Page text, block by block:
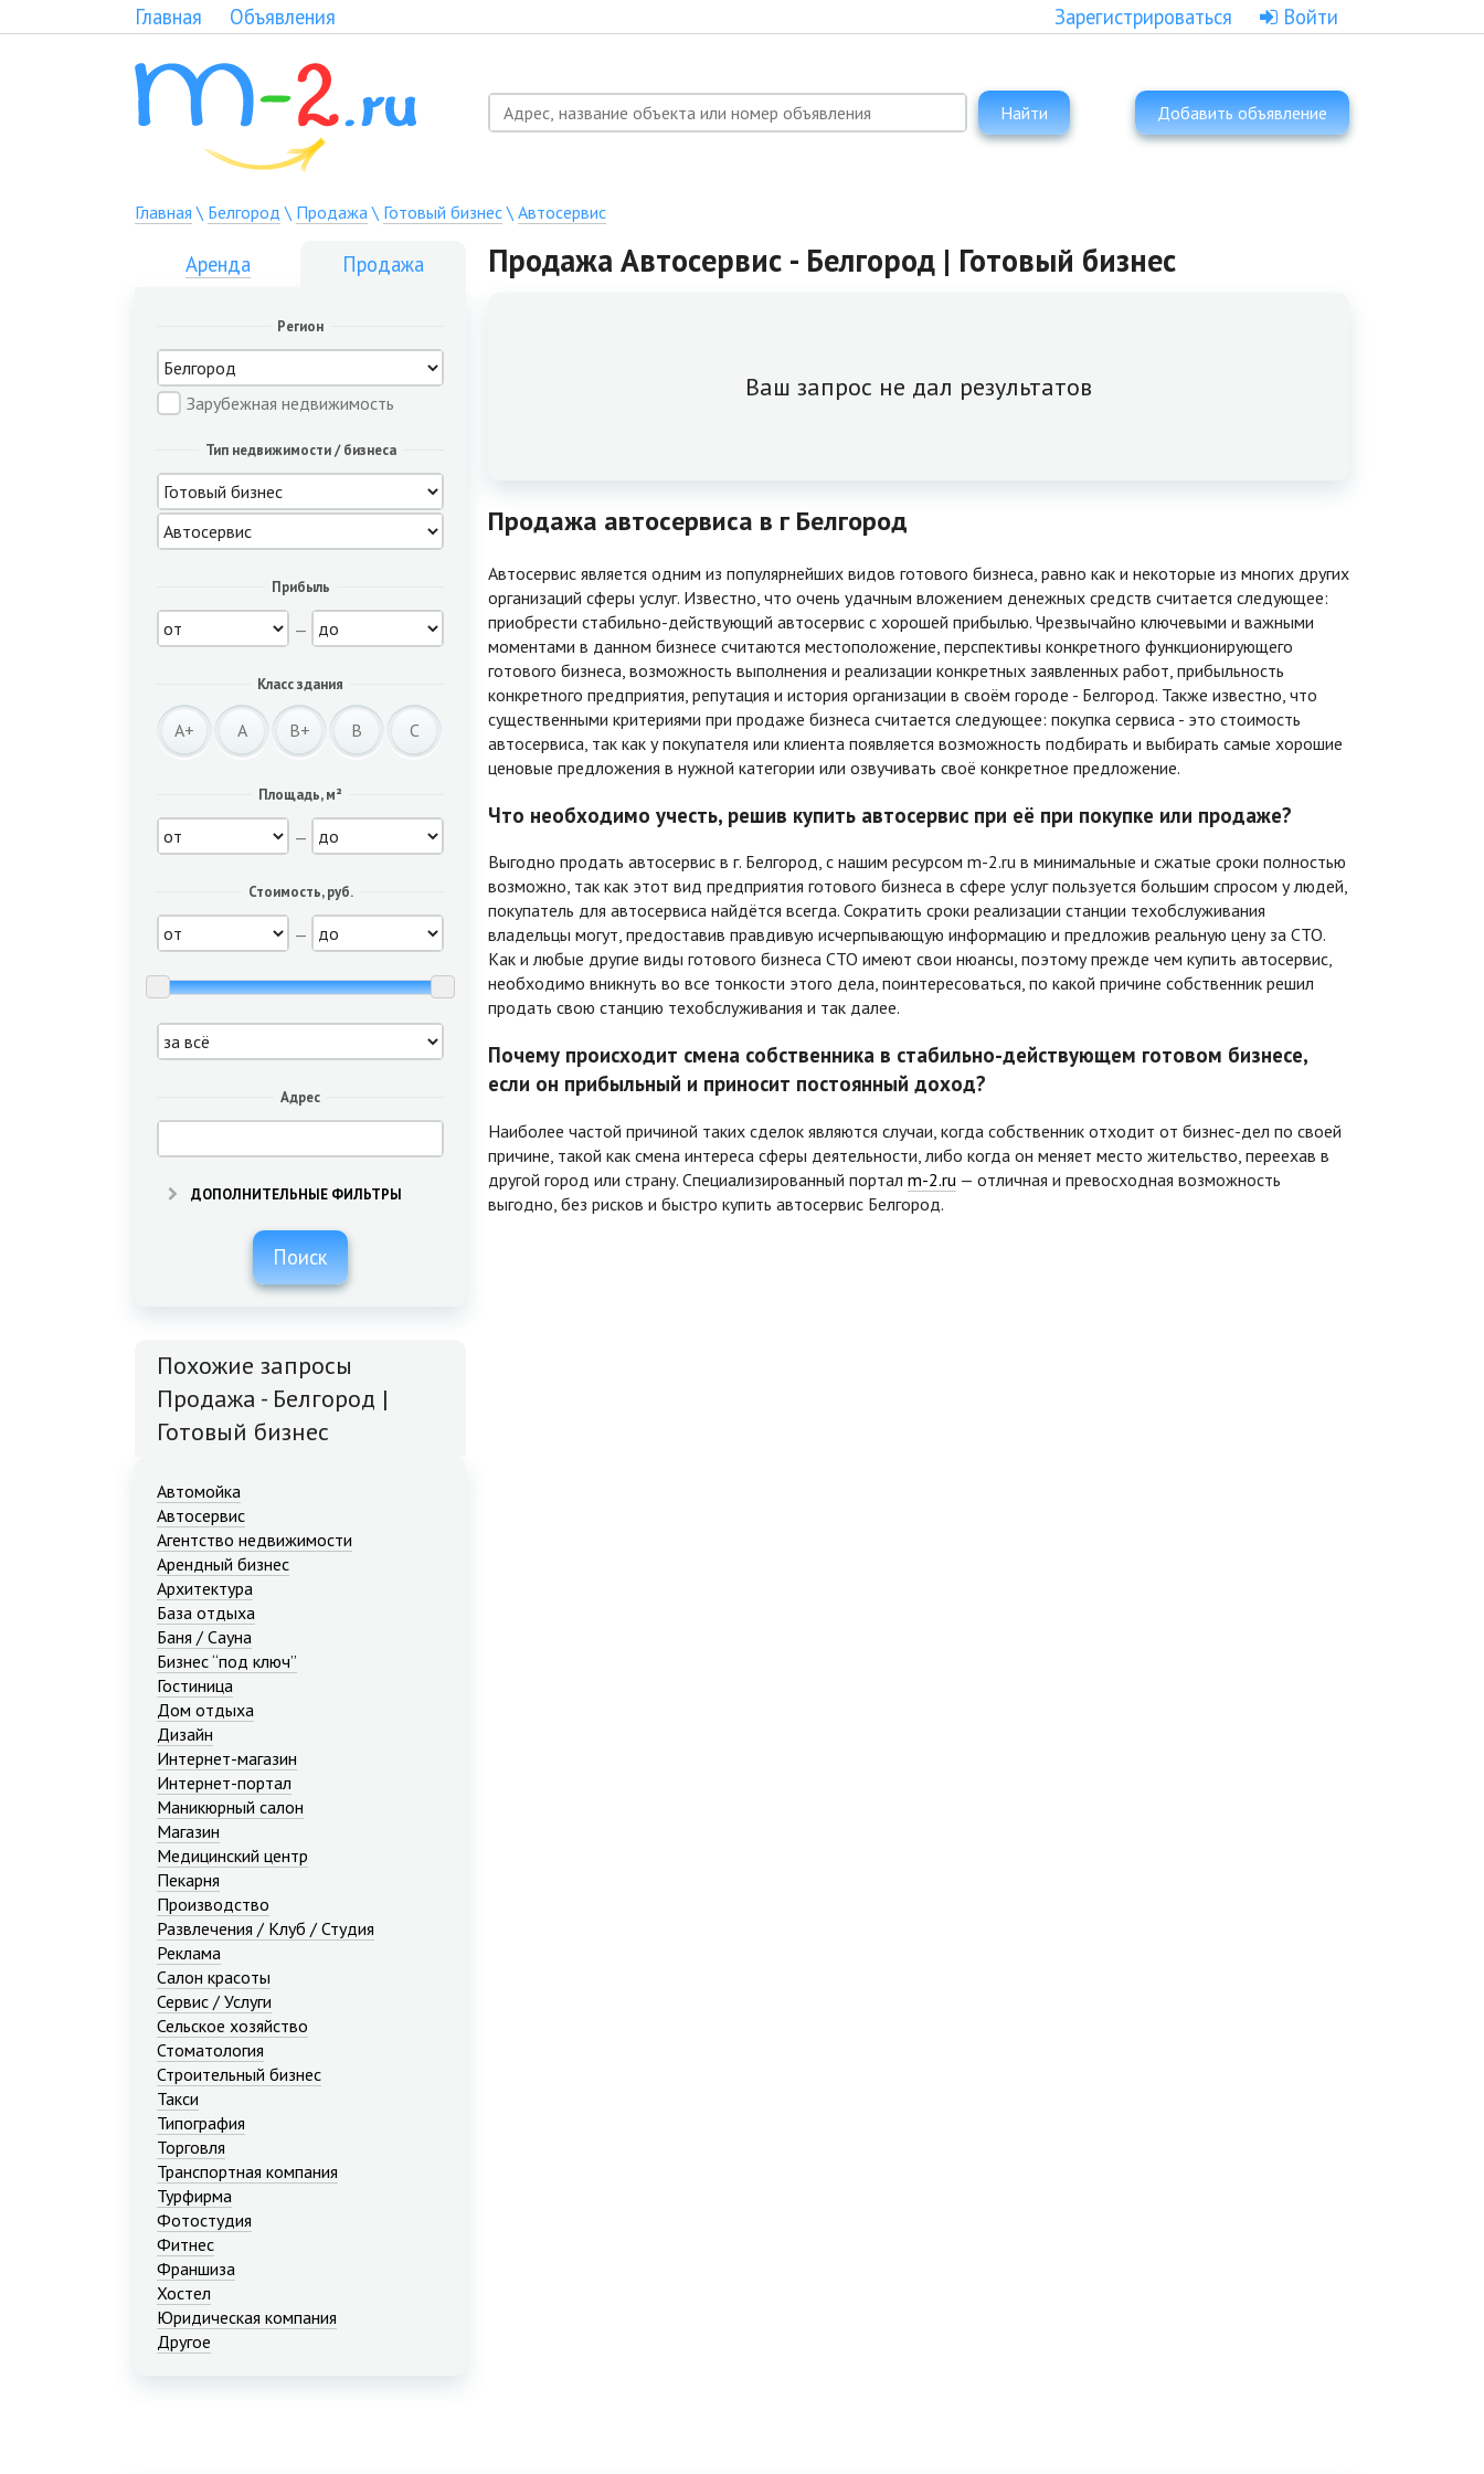
Главная Объявления Зарегистрироваться Войти
Найти Добавить объявление
Главная \ Белгород \ Продажа\ Готовый бизнес\ Автосервис
Аренда Продажа
Регион
Зарубежная недвижимость
Тип недвижимости / бизнеса
Прибыль
—
Класс здания
A+ A B+ B C
Площадь, м²
—
Стоимость, руб.
—
Адрес
ДОПОЛНИТЕЛЬНЫЕ ФИЛЬТРЫ
Поиск
Похожие запросы
Продажа - Белгород |
Готовый бизнес
Автомойка
Автосервис
Агентство недвижимости
Арендный бизнес
Архитектура
База отдыха
Баня / Сауна
Бизнес “под ключ”
Гостиница
Дом отдыха
Дизайн
Интернет-магазин
Интернет-портал
Маникюрный салон
Магазин
Медицинский центр
Пекарня
Производство
Развлечения / Клуб / Студия
Реклама
Салон красоты
Сервис / Услуги
Сельское хозяйство
Стоматология
Строительный бизнес
Такси
Типография
Торговля
Транспортная компания
Турфирма
Фотостудия
Фитнес
Франшиза
Хостел
Юридическая компания
Другое
Продажа Автосервис - Белгород | Готовый бизнес
Ваш запрос не дал результатов
Продажа автосервиса в г Белгород
Автосервис является одним из популярнейших видов готового бизнеса, равно как и некоторые из многих других
организаций сферы услуг. Известно, что очень удачным вложением денежных средств считается следующее:
приобрести стабильно-действующий автосервис с хорошей прибылью. Чрезвычайно ключевыми и важными
моментами в данном бизнесе считаются местоположение, перспективы конкретного функционирующего
готового бизнеса, возможность выполнения и реализации конкретных заявленных работ, прибыльность
конкретного предприятия, репутация и история организации в своём городе - Белгород. Также известно, что
существенными критериями при продаже бизнеса считается следующее: покупка сервиса - это стоимость
автосервиса, так как у покупателя или клиента появляется возможность подбирать и выбирать самые хорошие
ценовые предложения в нужной категории или озвучивать своё конкретное предложение.
Что необходимо учесть, решив купить автосервис при её при покупке или продаже?
Выгодно продать автосервис в г. Белгород, с нашим ресурсом m-2.ru в минимальные и сжатые сроки полностью
возможно, так как этот вид предприятия готового бизнеса в сфере услуг пользуется большим спросом у людей,
покупатель для автосервиса найдётся всегда. Сократить сроки реализации станции техобслуживания
владельцы могут, предоставив правдивую исчерпывающую информацию и предложив реальную цену за СТО.
Как и любые другие виды готового бизнеса СТО имеют свои нюансы, поэтому прежде чем купить автосервис,
необходимо вникнуть во все тонкости этого дела, поинтересоваться, по какой причине собственник решил
продать свою станцию техобслуживания и так далее.
Почему происходит смена собственника в стабильно-действующем готовом бизнесе,
если он прибыльный и приносит постоянный доход?
Наиболее частой причиной таких сделок являются случаи, когда собственник отходит от бизнес-дел по своей
причине, такой как смена интереса сферы деятельности, либо когда он меняет место жительство, переехав в
другой город или страну. Специализированный портал m-2.ru — отличная и превосходная возможность
выгодно, без рисков и быстро купить автосервис Белгород.